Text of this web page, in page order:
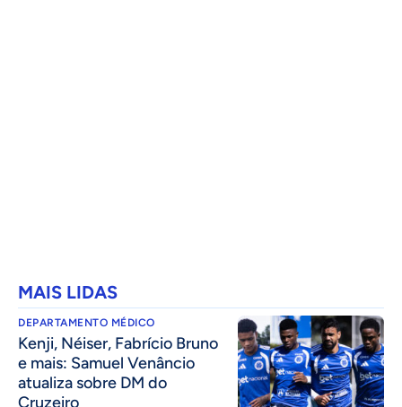
MAIS LIDAS
DEPARTAMENTO MÉDICO
Kenji, Néiser, Fabrício Bruno
e mais: Samuel Venâncio
atualiza sobre DM do
Cruzeiro